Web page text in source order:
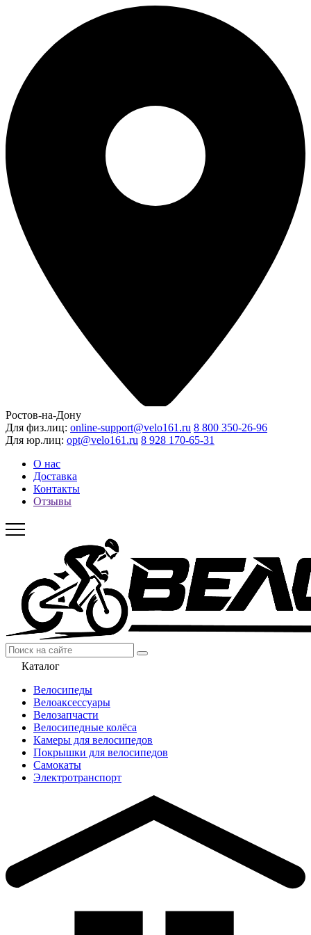
Ростов-на-Дону
Для физ.лиц: online-support@velo161.ru 8 800 350-26-96
Для юр.лиц: opt@velo161.ru 8 928 170-65-31
О нас
Доставка
Контакты
Отзывы
Каталог
Велосипеды
Велоаксессуары
Велозапчасти
Велосипедные колёса
Камеры для велосипедов
Покрышки для велосипедов
Самокаты
Электротранспорт